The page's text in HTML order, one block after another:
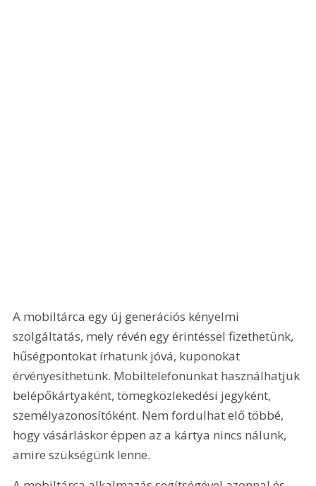
A mobiltárca egy új generációs kényelmi
szolgáltatás, mely révén egy érintéssel fizethetünk,
hűségpontokat írhatunk jóvá, kuponokat
érvényesíthetünk. Mobiltelefonunkat használhatjuk
belépőkártyaként, tömegközlekedési jegyként,
személyazonosítóként. Nem fordulhat elő többé,
hogy vásárláskor éppen az a kártya nincs nálunk,
amire szükségünk lenne.